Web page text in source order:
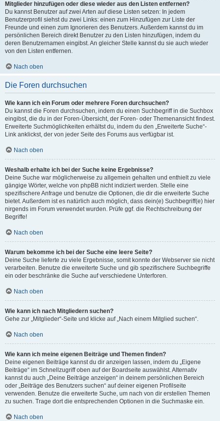
Mitglieder hinzufügen oder diese wieder aus den Listen entfernen?
Du kannst Benutzer auf zwei Arten auf diese Listen setzen: In jedem
Benutzerprofil siehst du zwei Links: einen zum Hinzufügen zur Liste der
Freunde und einen zum Ignorieren des Benutzers. Außerdem kannst du im
persönlichen Bereich direkt Benutzer zu den Listen hinzufügen, indem du
deren Benutzernamen eingibst. An gleicher Stelle kannst du sie auch wieder
von den Listen entfernen.
Nach oben
Die Foren durchsuchen
Wie kann ich ein Forum oder mehrere Foren durchsuchen?
Du kannst die Foren durchsuchen, indem du einen Suchbegriff in die Suchbox
eingibst, die du in der Foren-Übersicht, der Foren- oder Themenansicht findest.
Erweiterte Suchmöglichkeiten erhältst du, indem du den „Erweiterte Suche“-
Link anklickst, der von jeder Seite des Forums aus verfügbar ist.
Nach oben
Weshalb erhalte ich bei der Suche keine Ergebnisse?
Deine Suche war möglicherweise zu allgemein gehalten und enthielt zu viele
gängige Wörter, welche von phpBB nicht indiziert werden. Stelle eine
spezifischere Anfrage und benutze die Optionen, die dir die erweiterte Suche
bietet. Außerdem ist es natürlich auch möglich, dass dein(e) Suchbegriff(e) hier
nirgends im Forum verwendet wurden. Prüfe ggf. die Rechtschreibung der
Begriffe!
Nach oben
Warum bekomme ich bei der Suche eine leere Seite?
Deine Suche lieferte zu viele Ergebnisse, somit konnte der Webserver sie nicht
verarbeiten. Benutze die erweiterte Suche und gib spezifischere Suchbegriffe
ein oder beschränke die Suche auf verschiedene Unterforen.
Nach oben
Wie kann ich nach Mitgliedern suchen?
Gehe zur „Mitglieder“-Seite und klicke auf „Nach einem Mitglied suchen“.
Nach oben
Wie kann ich meine eigenen Beiträge und Themen finden?
Deine eigenen Beiträge kannst du dir anzeigen lassen, indem du „Eigene
Beiträge“ im Schnellzugriff oben auf der Boardseite auswählst. Alternativ
kannst du auch „Deine Beiträge anzeigen“ in deinem persönlichen Bereich
oder „Beiträge des Benutzers suchen“ auf deiner eigenen Profilseite
verwenden. Benutze die erweiterte Suche, um nach von dir erstellen Themen
zu suchen. Trage dort die entsprechenden Optionen in die Suchmaske ein.
Nach oben